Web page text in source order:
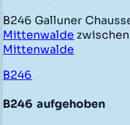
B246 Galluner
Mittenwalde zwischen
Mittenwalde
B246
B246 aufgehoben